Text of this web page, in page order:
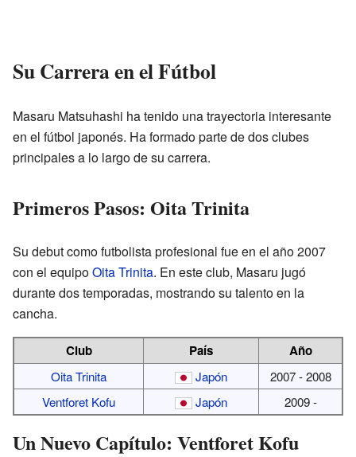
Su Carrera en el Fútbol
Masaru Matsuhashi ha tenido una trayectoria interesante
en el fútbol japonés. Ha formado parte de dos clubes
principales a lo largo de su carrera.
Primeros Pasos: Oita Trinita
Su debut como futbolista profesional fue en el año 2007
con el equipoOita Trinita. En este club, Masaru jugó
durante dos temporadas, mostrando su talento en la
cancha.
Club País Año
Oita Trinita Japón
2007 - 2008
Ventforet Kofu
Japón 2009 -
Un Nuevo Capítulo: Ventforet Kofu